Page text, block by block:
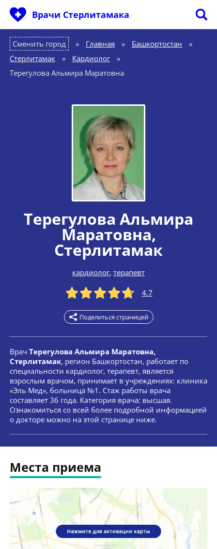
Врачи Стерлитамака
Сменить город Главная » Башкортостан
»
Стерлитамак
» Кардиолог
»
Терегулова Альмира Маратовна
Терегулова Альмира
Маратовна,
Стерлитамак
кардиолог, терапевт
4.7
Поделиться страницей
Врач Терегулова Альмира Маратовна,
Стерлитамак, регион Башкортостан, работает по
специальности кардиолог, терапевт, является
взрослым врачом, принимает в учреждениях: клиника
«Эль Мед», больница №1. Стаж работы врача
составляет 36 года. Категория врача: высшая.
Ознакомиться со всей более подробной информацией
о докторе можно на этой странице ниже.
Места приема